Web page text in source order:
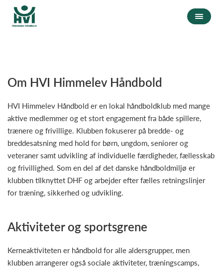
Om HVI Himmelev Håndbold
HVI Himmelev Håndbold er en lokal håndboldklub med mange
aktive medlemmer og et stort engagement fra både spillere,
trænere og frivillige. Klubben fokuserer på bredde- og
breddesatsning med hold for børn, ungdom, seniorer og
veteraner samt udvikling af individuelle færdigheder, fællesskab
og frivillighed. Som en del af det danske håndboldmiljø er
klubben tilknyttet DHF og arbejder efter fælles retningslinjer
for træning, sikkerhed og udvikling.
Aktiviteter og sportsgrene
Kerneaktiviteten er håndbold for alle aldersgrupper, men
klubben arrangerer også sociale aktiviteter, træningscamps,